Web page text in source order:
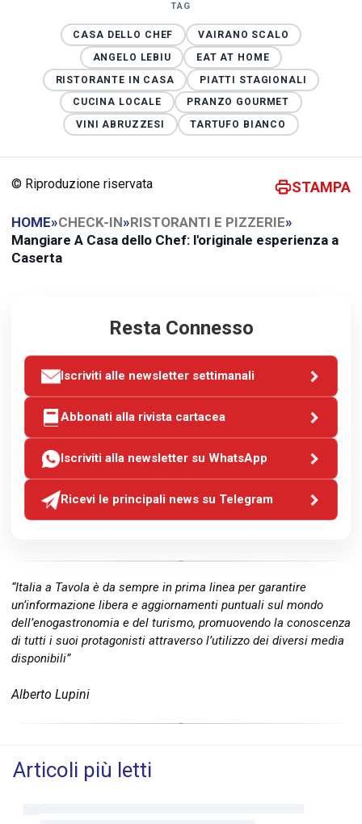
TAG
CASA DELLO CHEF
VAIRANO SCALO
ANGELO LEBIU
EAT AT HOME
RISTORANTE IN CASA
PIATTI STAGIONALI
CUCINA LOCALE
PRANZO GOURMET
VINI ABRUZZESI
TARTUFO BIANCO
© Riproduzione riservata STAMPA
HOME»CHECK-IN»RISTORANTI E PIZZERIE»
Mangiare A Casa dello Chef: l'originale esperienza a
Caserta
Resta Connesso
Iscriviti alle newsletter settimanali
Abbonati alla rivista cartacea
Iscriviti alla newsletter su WhatsApp
Ricevi le principali news su Telegram
“Italia a Tavola è da sempre in prima linea per garantire
un’informazione libera e aggiornamenti puntuali sul mondo
dell’enogastronomia e del turismo, promuovendo la conoscenza
di tutti i suoi protagonisti attraverso l’utilizzo dei diversi media
disponibili”
Alberto Lupini
Articoli più letti